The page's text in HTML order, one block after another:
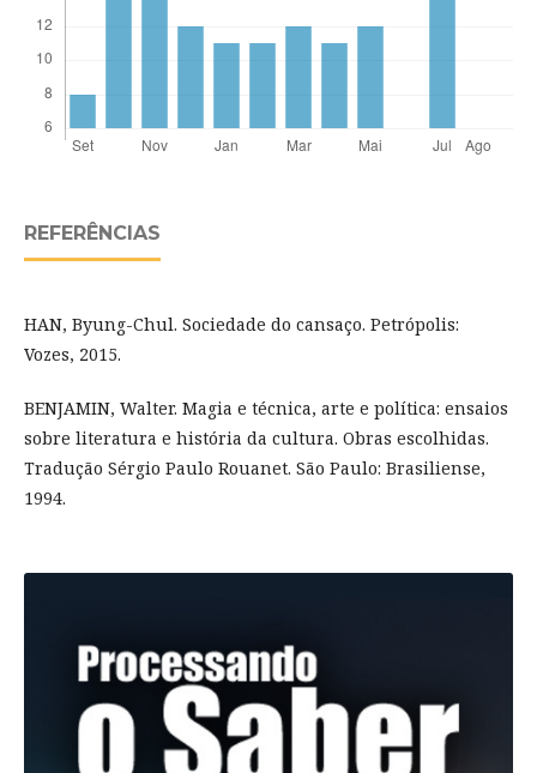
REFERÊNCIAS
HAN, Byung-Chul. Sociedade do cansaço. Petrópolis:
Vozes, 2015.
BENJAMIN, Walter. Magia e técnica, arte e política: ensaios
sobre literatura e história da cultura. Obras escolhidas.
Tradução Sérgio Paulo Rouanet. São Paulo: Brasiliense,
1994.